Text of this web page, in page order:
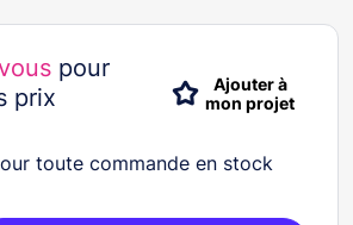
pour
prix
Ajouter à
mon projet
toute commande en stock